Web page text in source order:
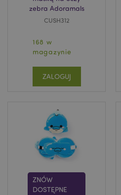
zebra Adoramals
CUSH312
168 w
magazynie
ZALOGUJ
ZNÓW
DOSTĘPNE
mage-cache-storage-section-
invalidation
form_key
Privacy Policy